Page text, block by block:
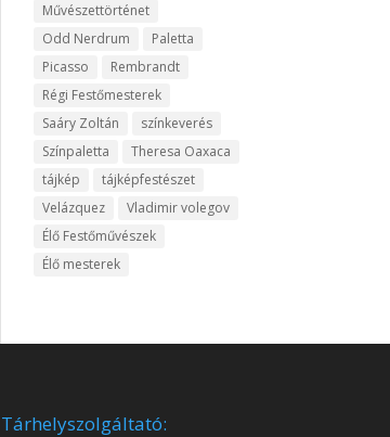
Művészettörténet
Odd Nerdrum
Paletta
Picasso
Rembrandt
Régi Festőmesterek
Saáry Zoltán
színkeverés
Színpaletta
Theresa Oaxaca
tájkép
tájképfestészet
Velázquez
Vladimir volegov
Élő Festőművészek
Élő mesterek
Tárhelyszolgáltató: